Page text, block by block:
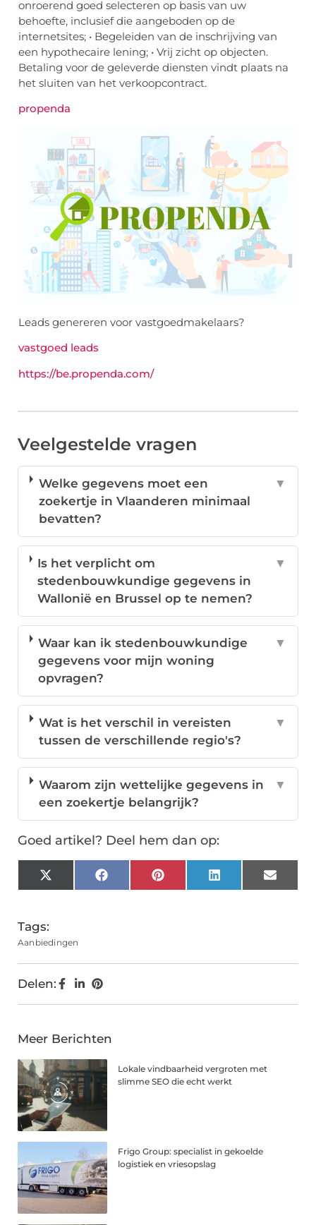
onroerend goed selecteren op basis van uw
behoefte, inclusief die aangeboden op de
internetsites; • Begeleiden van de inschrijving van
een hypothecaire lening; • Vrij zicht op objecten.
Betaling voor de geleverde diensten vindt plaats na
het sluiten van het verkoopcontract.
propenda
Leads genereren voor vastgoedmakelaars?
vastgoed leads
https://be.propenda.com/
Veelgestelde vragen
Welke gegevens moet een
zoekertje in Vlaanderen minimaal
bevatten?
▼
Is het verplicht om
stedenbouwkundige gegevens in
Wallonië en Brussel op te nemen?
▼
Waar kan ik stedenbouwkundige
gegevens voor mijn woning
opvragen?
▼
Wat is het verschil in vereisten
tussen de verschillende regio's?
▼
Waarom zijn wettelijke gegevens in
een zoekertje belangrijk?
▼
Goed artikel? Deel hem dan op:
X
(Twitter)
FacebookPinterestLinkedInEmail
Tags:
Aanbiedingen
Delen:
Meer Berichten
Lokale vindbaarheid vergroten met
slimme SEO die echt werkt
Frigo Group: specialist in gekoelde
logistiek en vriesopslag